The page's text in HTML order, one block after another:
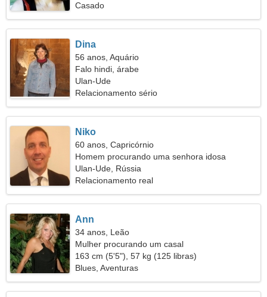
Casado
Dina
56 anos, Aquário
Falo hindi, árabe
Ulan-Ude
Relacionamento sério
Niko
60 anos, Capricórnio
Homem procurando uma senhora idosa
Ulan-Ude, Rússia
Relacionamento real
Ann
34 anos, Leão
Mulher procurando um casal
163 cm (5'5"), 57 kg (125 libras)
Blues, Aventuras